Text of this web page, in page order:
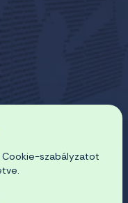
Cookie-szabályzatot